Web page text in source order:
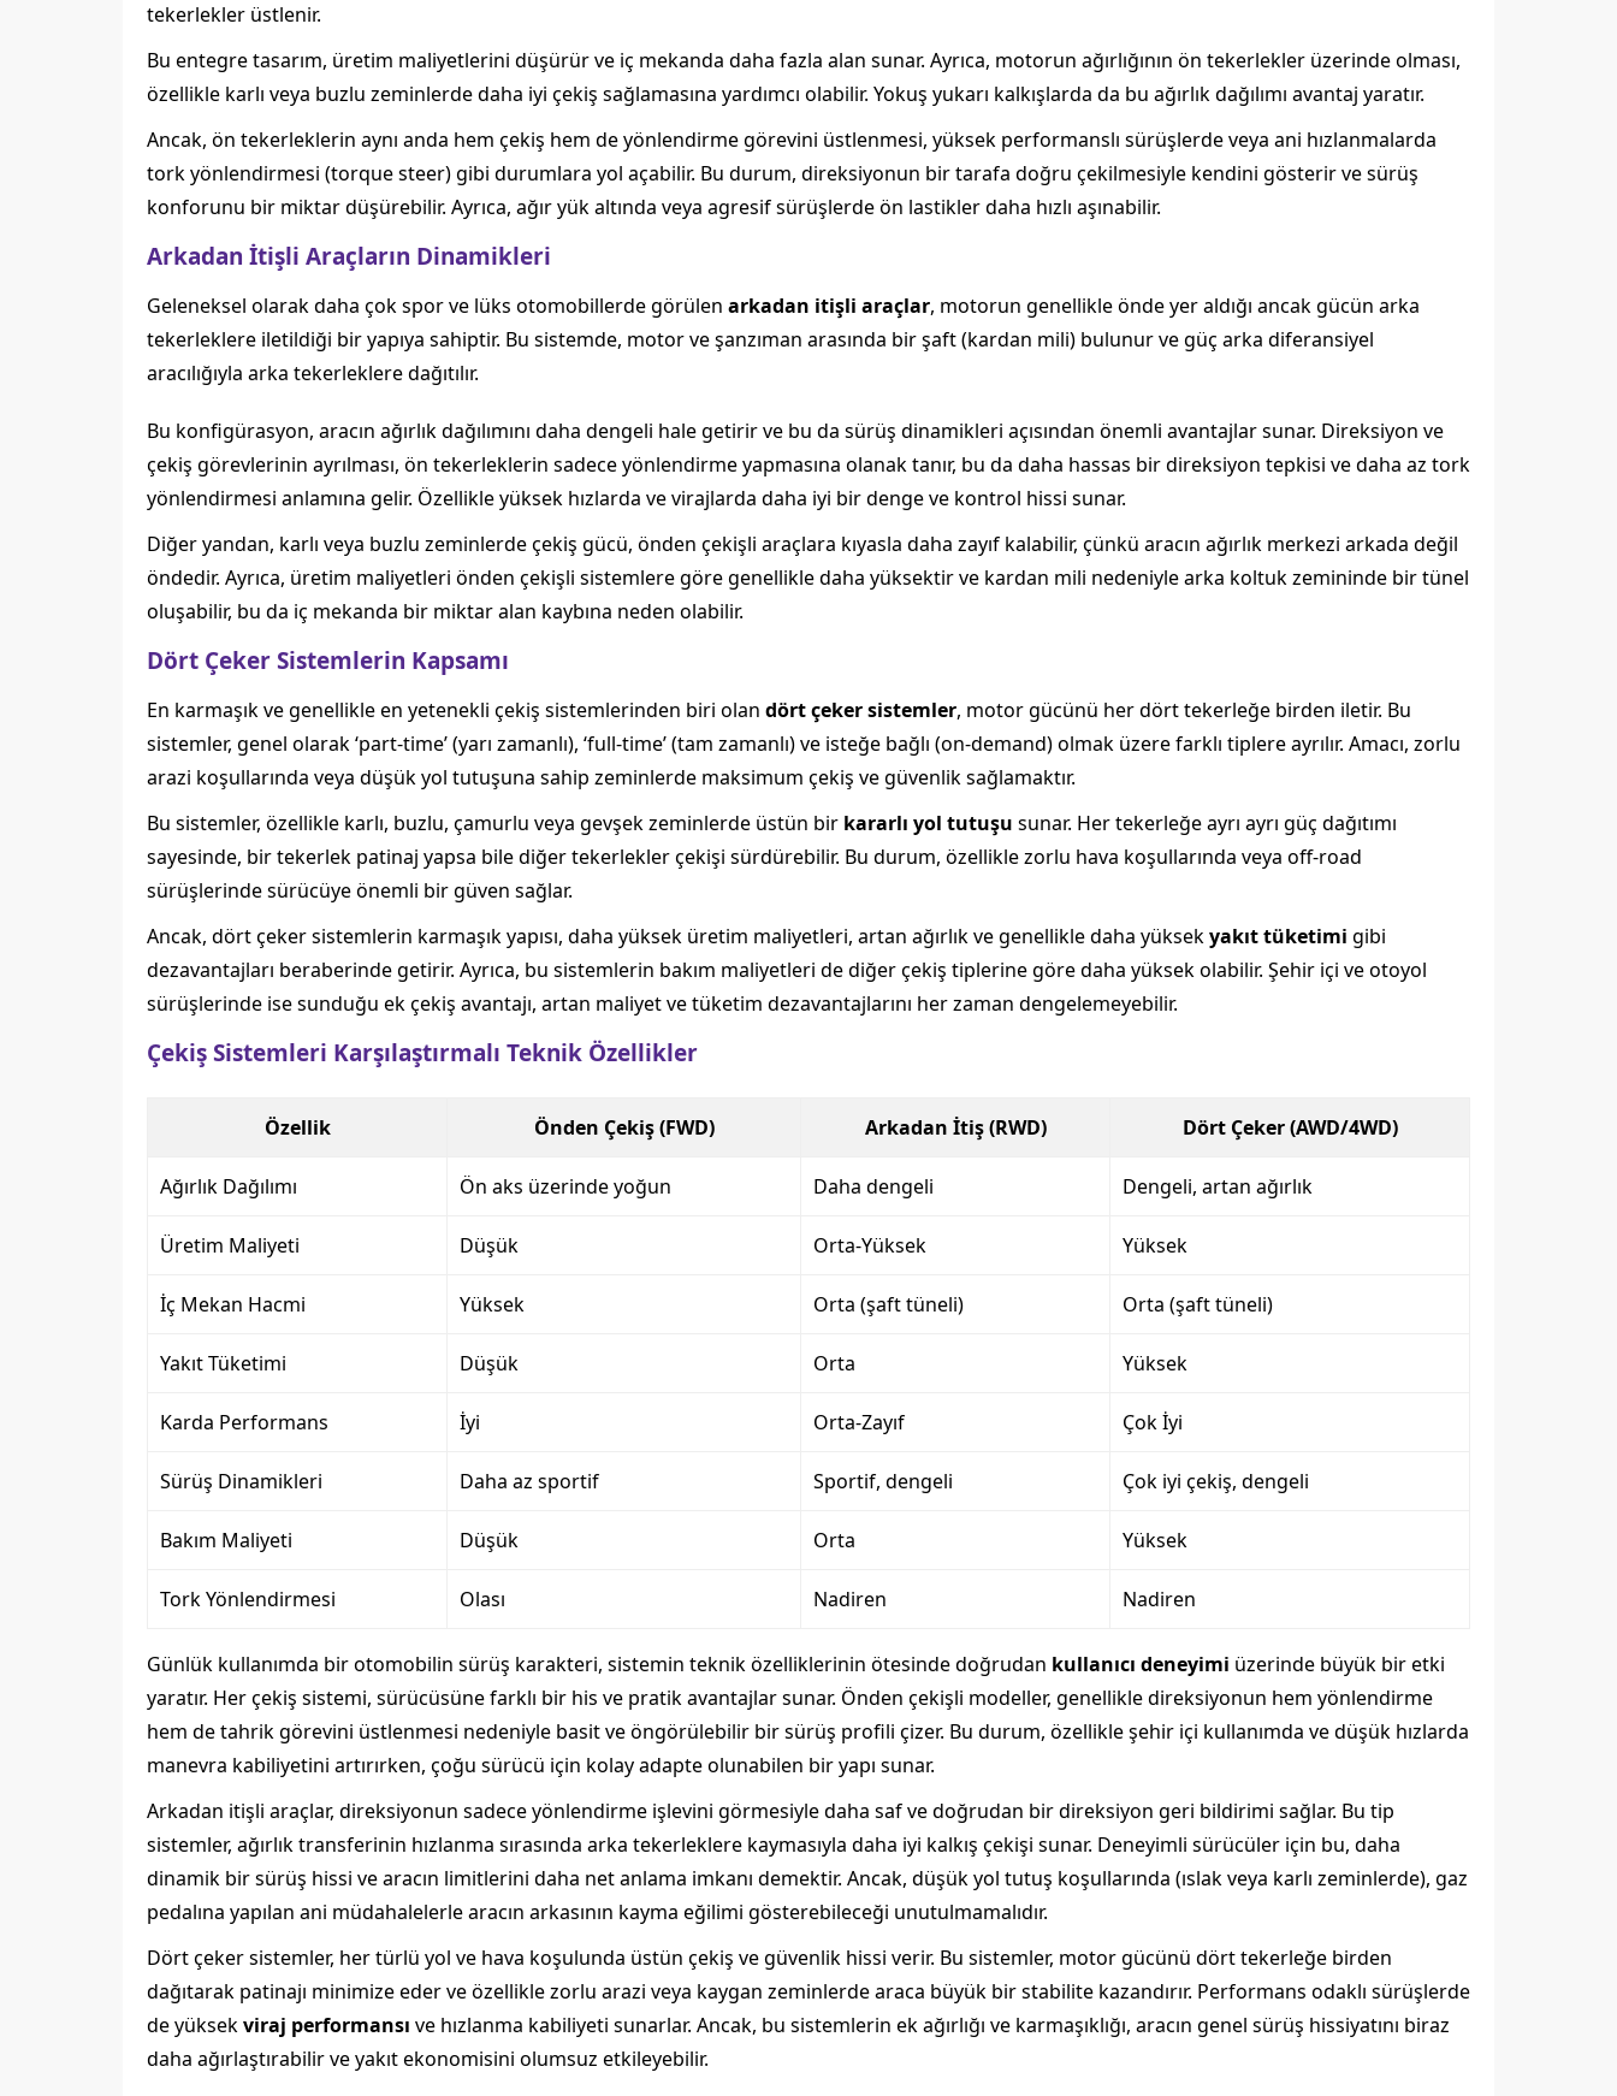
tekerlekler üstlenir.
Bu entegre tasarım, üretim maliyetlerini düşürür ve iç mekanda daha fazla alan sunar. Ayrıca, motorun ağırlığının ön tekerlekler üzerinde olması,
özellikle karlı veya buzlu zeminlerde daha iyi çekiş sağlamasına yardımcı olabilir. Yokuş yukarı kalkışlarda da bu ağırlık dağılımı avantaj yaratır.
Ancak, ön tekerleklerin aynı anda hem çekiş hem de yönlendirme görevini üstlenmesi, yüksek performanslı sürüşlerde veya ani hızlanmalarda
tork yönlendirmesi (torque steer) gibi durumlara yol açabilir. Bu durum, direksiyonun bir tarafa doğru çekilmesiyle kendini gösterir ve sürüş
konforunu bir miktar düşürebilir. Ayrıca, ağır yük altında veya agresif sürüşlerde ön lastikler daha hızlı aşınabilir.
Arkadan İtişli Araçların Dinamikleri
Geleneksel olarak daha çok spor ve lüks otomobillerde görülen arkadan itişli araçlar, motorun genellikle önde yer aldığı ancak gücün arka
tekerleklere iletildiği bir yapıya sahiptir. Bu sistemde, motor ve şanzıman arasında bir şaft (kardan mili) bulunur ve güç arka diferansiyel
aracılığıyla arka tekerleklere dağıtılır.
Bu konfigürasyon, aracın ağırlık dağılımını daha dengeli hale getirir ve bu da sürüş dinamikleri açısından önemli avantajlar sunar. Direksiyon ve
çekiş görevlerinin ayrılması, ön tekerleklerin sadece yönlendirme yapmasına olanak tanır, bu da daha hassas bir direksiyon tepkisi ve daha az tork
yönlendirmesi anlamına gelir. Özellikle yüksek hızlarda ve virajlarda daha iyi bir denge ve kontrol hissi sunar.
Diğer yandan, karlı veya buzlu zeminlerde çekiş gücü, önden çekişli araçlara kıyasla daha zayıf kalabilir, çünkü aracın ağırlık merkezi arkada değil
öndedir. Ayrıca, üretim maliyetleri önden çekişli sistemlere göre genellikle daha yüksektir ve kardan mili nedeniyle arka koltuk zemininde bir tünel
oluşabilir, bu da iç mekanda bir miktar alan kaybına neden olabilir.
Dört Çeker Sistemlerin Kapsamı
En karmaşık ve genellikle en yetenekli çekiş sistemlerinden biri olan dört çeker sistemler, motor gücünü her dört tekerleğe birden iletir. Bu
sistemler, genel olarak ‘part-time’ (yarı zamanlı), ‘full-time’ (tam zamanlı) ve isteğe bağlı (on-demand) olmak üzere farklı tiplere ayrılır. Amacı, zorlu
arazi koşullarında veya düşük yol tutuşuna sahip zeminlerde maksimum çekiş ve güvenlik sağlamaktır.
Bu sistemler, özellikle karlı, buzlu, çamurlu veya gevşek zeminlerde üstün bir kararlı yol tutuşu sunar. Her tekerleğe ayrı ayrı güç dağıtımı
sayesinde, bir tekerlek patinaj yapsa bile diğer tekerlekler çekişi sürdürebilir. Bu durum, özellikle zorlu hava koşullarında veya off-road
sürüşlerinde sürücüye önemli bir güven sağlar.
Ancak, dört çeker sistemlerin karmaşık yapısı, daha yüksek üretim maliyetleri, artan ağırlık ve genellikle daha yüksekyakıt tüketimi gibi
dezavantajları beraberinde getirir. Ayrıca, bu sistemlerin bakım maliyetleri de diğer çekiş tiplerine göre daha yüksek olabilir. Şehir içi ve otoyol
sürüşlerinde ise sunduğu ek çekiş avantajı, artan maliyet ve tüketim dezavantajlarını her zaman dengelemeyebilir.
Çekiş Sistemleri Karşılaştırmalı Teknik Özellikler
Özellik Önden Çekiş (FWD) Arkadan İtiş (RWD) Dört Çeker (AWD/4WD)
Ağırlık Dağılımı Ön aks üzerinde yoğun Daha dengeli Dengeli, artan ağırlık
Üretim Maliyeti Düşük Orta-Yüksek Yüksek
İç Mekan Hacmi Yüksek Orta (şaft tüneli) Orta (şaft tüneli)
Yakıt Tüketimi Düşük Orta Yüksek
Karda Performans İyi Orta-Zayıf Çok İyi
Sürüş Dinamikleri Daha az sportif Sportif, dengeli Çok iyi çekiş, dengeli
Bakım Maliyeti Düşük Orta Yüksek
Tork Yönlendirmesi Olası Nadiren Nadiren
Günlük kullanımda bir otomobilin sürüş karakteri, sistemin teknik özelliklerinin ötesinde doğrudan kullanıcı deneyimi üzerinde büyük bir etki
yaratır. Her çekiş sistemi, sürücüsüne farklı bir his ve pratik avantajlar sunar. Önden çekişli modeller, genellikle direksiyonun hem yönlendirme
hem de tahrik görevini üstlenmesi nedeniyle basit ve öngörülebilir bir sürüş profili çizer. Bu durum, özellikle şehir içi kullanımda ve düşük hızlarda
manevra kabiliyetini artırırken, çoğu sürücü için kolay adapte olunabilen bir yapı sunar.
Arkadan itişli araçlar, direksiyonun sadece yönlendirme işlevini görmesiyle daha saf ve doğrudan bir direksiyon geri bildirimi sağlar. Bu tip
sistemler, ağırlık transferinin hızlanma sırasında arka tekerleklere kaymasıyla daha iyi kalkış çekişi sunar. Deneyimli sürücüler için bu, daha
dinamik bir sürüş hissi ve aracın limitlerini daha net anlama imkanı demektir. Ancak, düşük yol tutuş koşullarında (ıslak veya karlı zeminlerde), gaz
pedalına yapılan ani müdahalelerle aracın arkasının kayma eğilimi gösterebileceği unutulmamalıdır.
Dört çeker sistemler, her türlü yol ve hava koşulunda üstün çekiş ve güvenlik hissi verir. Bu sistemler, motor gücünü dört tekerleğe birden
dağıtarak patinajı minimize eder ve özellikle zorlu arazi veya kaygan zeminlerde araca büyük bir stabilite kazandırır. Performans odaklı sürüşlerde
de yüksekviraj performansı ve hızlanma kabiliyeti sunarlar. Ancak, bu sistemlerin ek ağırlığı ve karmaşıklığı, aracın genel sürüş hissiyatını biraz
daha ağırlaştırabilir ve yakıt ekonomisini olumsuz etkileyebilir.